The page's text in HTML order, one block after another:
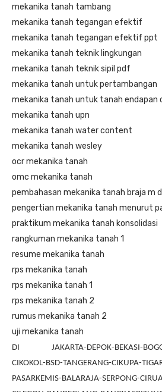
mekanika tanah tambang
mekanika tanah tegangan efektif
mekanika tanah tegangan efektif ppt
mekanika tanah teknik lingkungan
mekanika tanah teknik sipil pdf
mekanika tanah untuk pertambangan
mekanika tanah untuk tanah endapan
mekanika tanah upn
mekanika tanah water content
mekanika tanah wesley
ocr mekanika tanah
omc mekanika tanah
pembahasan mekanika tanah braja m
pengertian mekanika tanah menurut
praktikum mekanika tanah konsolidasi
rangkuman mekanika tanah 1
resume mekanika tanah
rps mekanika tanah
rps mekanika tanah 1
rps mekanika tanah 2
rumus mekanika tanah 2
uji mekanika tanah
DI JAKARTA-DEPOK-BEKASI-
CIKOKOL-BSD-TANGERANG-CIKUPA-
PASARKEMIS-BALARAJA-SERPONG-